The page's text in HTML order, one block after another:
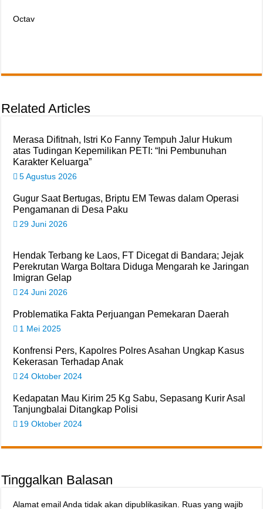
Octav
Related Articles
Merasa Difitnah, Istri Ko Fanny Tempuh Jalur Hukum
atas Tudingan Kepemilikan PETI: “Ini Pembunuhan
Karakter Keluarga”
5 Agustus 2026
Gugur Saat Bertugas, Briptu EM Tewas dalam Operasi
Pengamanan di Desa Paku
29 Juni 2026
Hendak Terbang ke Laos, FT Dicegat di Bandara; Jejak
Perekrutan Warga Boltara Diduga Mengarah ke Jaringan
Imigran Gelap
24 Juni 2026
Problematika Fakta Perjuangan Pemekaran Daerah
1 Mei 2025
Konfrensi Pers, Kapolres Polres Asahan Ungkap Kasus
Kekerasan Terhadap Anak
24 Oktober 2024
Kedapatan Mau Kirim 25 Kg Sabu, Sepasang Kurir Asal
Tanjungbalai Ditangkap Polisi
19 Oktober 2024
Tinggalkan Balasan
Alamat email Anda tidak akan dipublikasikan. Ruas yang wajib